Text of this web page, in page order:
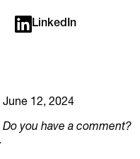
LinkedIn
12, 2024
you have a comment?
.